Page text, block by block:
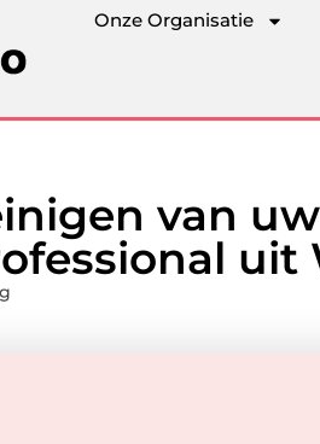
Onze Organisatie
van
uit